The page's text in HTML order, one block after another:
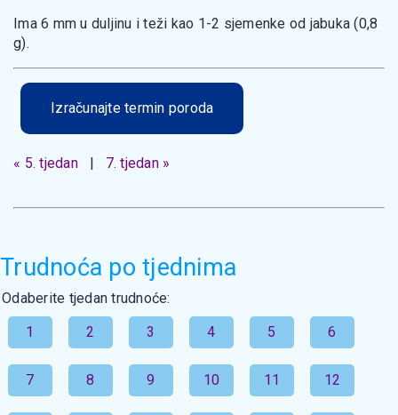
Ima 6 mm u duljinu i teži kao 1-2 sjemenke od jabuka (0,8
g).
Izračunajte termin poroda
« 5. tjedan| 7. tjedan »
Trudnoća po tjednima
Odaberite tjedan trudnoće:
1
2 3 4 5 6
7 8 9 10 11 12